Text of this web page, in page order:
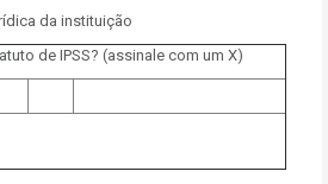
da instituição
de IPSS? (assinale com um X)